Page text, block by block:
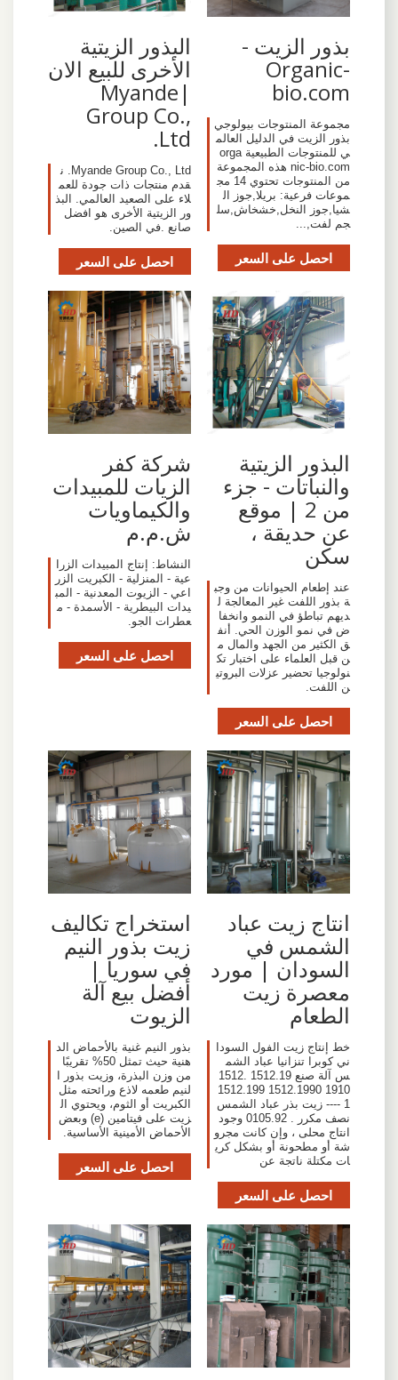
بذور الزيت -
Organic-
bio.com
مجموعة المنتوجات بيولوجي
بذور الزيت في الدليل العالم
ي للمنتوجات الطبيعية orga
nic-bio.com هذه المجموعة
من المنتوجات تحتوي 14 مج
موعات فرعية: بريلا,جوز ال
شيا,جوز النخل,خشخاش,سل
جم لفت,...
احصل على السعر
البذور الزيتية
الأخرى للبيع الان
|Myande
Group Co.,
Ltd.
Myande Group Co., Ltd. ن
قدم منتجات ذات جودة للعم
لاء على الصعيد العالمي. البذ
ور الزيتية الأخرى هو افضل
صانع .في الصين.
احصل على السعر
البذور الزيتية
والنباتات - جزء
من 2 | موقع
عن حديقة ،
سكن
عند إطعام الحيوانات من وجب
ة بذور اللفت غير المعالجة ل
ديهم تباطؤ في النمو وانخفا
ض في نمو الوزن الحي. أنف
ق الكثير من الجهد والمال م
ن قبل العلماء على اختبار تك
نولوجيا تحضير عزلات البروتي
ن اللفت.
احصل على السعر
شركة كفر
الزيات للمبيدات
والكيماويات
ش.م.م
النشاط: إنتاج المبيدات الزرا
عية - المنزلية - الكبريت الزر
اعي - الزيوت المعدنية - المب
يدات البيطرية - الأسمدة - م
عطرات الجو.
احصل على السعر
انتاج زيت عباد
الشمس في
السودان | مورد
معصرة زيت
الطعام
خط إنتاج زيت الفول السودا
ني كوبرا تنزانيا عباد الشم
س آلة صنع 1512.19 1512.
1910 1512.1990 1512.199
1 ---- زيت بذر عباد الشمس
نصف مكرر . 0105.92 وجود
انتاج محلى ، وإن كانت مجرو
شة أو مطحونة أو بشكل كري
ات مكتلة ناتجة عن
احصل على السعر
استخراج تكاليف
زيت بذور النيم
في سوريا |
أفضل بيع آلة
الزيوت
بذور النيم غنية بالأحماض الد
هنية حيث تمثل 50% تقريبًا
من وزن البذرة، وزيت بذور ا
لنيم طعمه لاذع ورائحته مثل
الكبريت أو الثوم، ويحتوي ال
زيت على فيتامين (e) وبعض
الأحماض الأمينية الأساسية.
احصل على السعر